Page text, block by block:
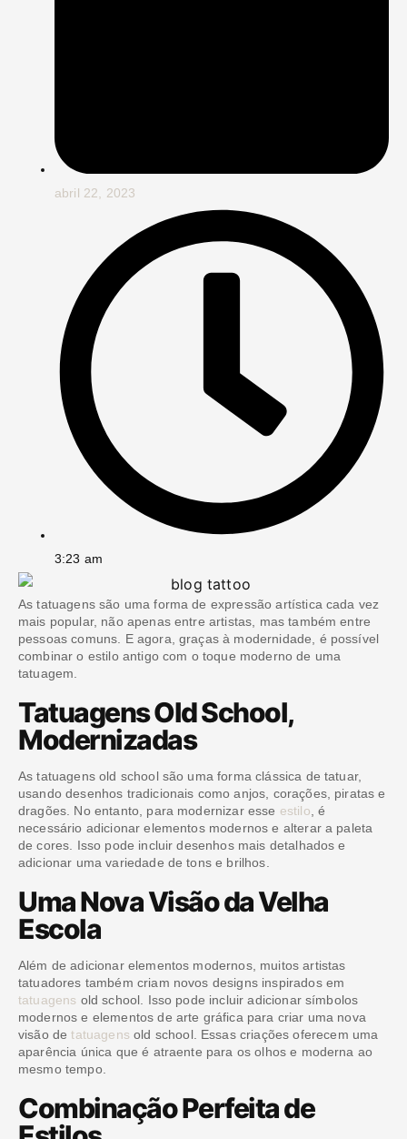
abril 22, 2023
3:23 am
As tatuagens são uma forma de expressão artística cada vez
mais popular, não apenas entre artistas, mas também entre
pessoas comuns. E agora, graças à modernidade, é possível
combinar o estilo antigo com o toque moderno de uma
tatuagem.
Tatuagens Old School,
Modernizadas
As tatuagens old school são uma forma clássica de tatuar,
usando desenhos tradicionais como anjos, corações, piratas e
dragões. No entanto, para modernizar esse estilo , é
necessário adicionar elementos modernos e alterar a paleta
de cores. Isso pode incluir desenhos mais detalhados e
adicionar uma variedade de tons e brilhos.
Uma Nova Visão da Velha
Escola
Além de adicionar elementos modernos, muitos artistas
tatuadores também criam novos designs inspirados em
tatuagens old school. Isso pode incluir adicionar símbolos
modernos e elementos de arte gráfica para criar uma nova
visão detatuagens old school. Essas criações oferecem uma
aparência única que é atraente para os olhos e moderna ao
mesmo tempo.
Combinação Perfeita de